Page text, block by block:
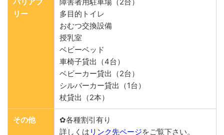
リー
多目的トイレ
おむつ交換設備
授乳室
ベビーベッド
車椅子貸出（4台）
ベビーカー貸出（2台）
シルバーカー貸出（1台）
杖貸出（2本）
その他
✿各種割引有り
詳しくは リンク先ページをご覧下さい。